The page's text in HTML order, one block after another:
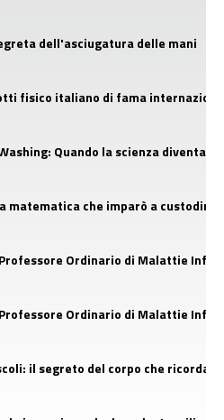
dell'asciugatura delle mani
fisico italiano di fama
Quando la scienza diventa
matematica che imparò a custodire
Ordinario di Malattie
Ordinario di Malattie
il segreto del corpo che ricorda